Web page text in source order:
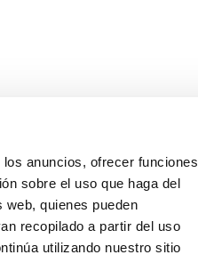
anuncios, ofrecer funciones
sobre el uso que haga del
quienes pueden
recopilado a partir del uso
utilizando nuestro sitio